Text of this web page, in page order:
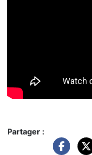
Partager :